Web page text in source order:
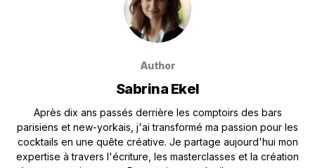
Author
Sabrina Ekel
Après dix ans passés derrière les comptoirs des bars
parisiens et new-yorkais, j'ai transformé ma passion pour les
cocktails en une quête créative. Je partage aujourd'hui mon
expertise à travers l'écriture, les masterclasses et la création